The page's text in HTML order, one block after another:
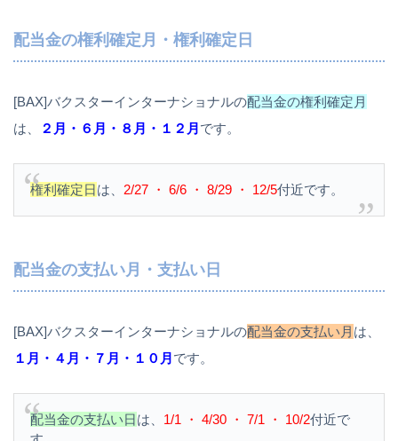
配当金の権利確定月・権利確定日
[BAX]バクスターインターナショナルの配当金の権利確定月
は、
２月・６月・８月・１２月 です。
権利確定日は、 2/27 ・ 6/6 ・ 8/29 ・ 12/5付近です。
配当金の支払い月・支払い日
[BAX]バクスターインターナショナルの配当金の支払い月 は、
１月・４月・７月・１０月 です。
配当金の支払い日は、 1/1 ・ 4/30 ・ 7/1 ・ 10/2付近で